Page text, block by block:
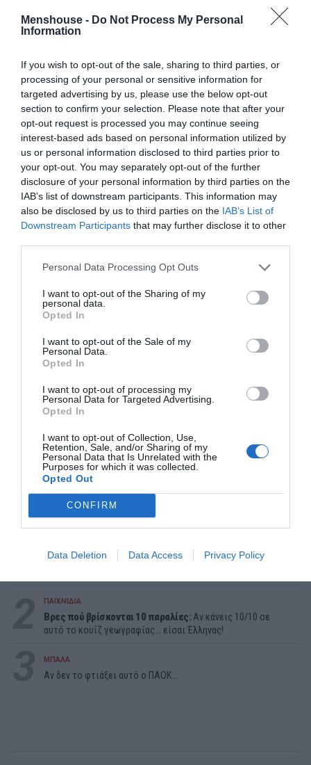
Menshouse - Do Not Process My Personal
Information
If you wish to opt-out of the sale, sharing to third parties, or
processing of your personal or sensitive information for
targeted advertising by us, please use the below opt-out
section to confirm your selection. Please note that after your
opt-out request is processed you may continue seeing
interest-based ads based on personal information utilized by
us or personal information disclosed to third parties prior to
your opt-out. You may separately opt-out of the further
disclosure of your personal information by third parties on the
IAB’s list of downstream participants. This information may
also be disclosed by us to third parties on the IAB’s List of
Downstream Participants that may further disclose it to other
Personal Data Processing Opt Outs
I want to opt-out of the Sharing of my
personal data.
Opted In
I want to opt-out of the Sale of my
Personal Data.
Opted In
I want to opt-out of processing my
Personal Data for Targeted Advertising.
Opted In
I want to opt-out of Collection, Use,
Retention, Sale, and/or Sharing of my
Personal Data that Is Unrelated with the
Purposes for which it was collected.
Opted Out
CONFIRM
Data Deletion Data Access Privacy Policy
απραξία (ίσως και απαξίωση) και να μην… καταλαβαίνει
ΔΗΜΟΦΙΛΕΣΤΕΡΑ ΗΜΕΡΑΣ
ΜΠΑΛΑ
ΠΑΙΧΝΙΔΙΑ
Βρες πού βρίσκονται 10 παραλίες: Αν κάνεις 10/10 σε
αυτό το κουίζ γεωγραφίας... είσαι Έλληνας!
ΜΠΑΛΑ
Αν δεν το φτιάξει αυτό ο ΠΑΟΚ…